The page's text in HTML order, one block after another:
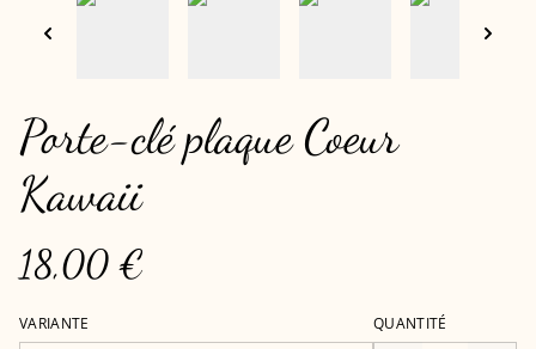
Porte-clé plaque Coeur
Kawaii
18,00 €
VARIANTE QUANTITÉ